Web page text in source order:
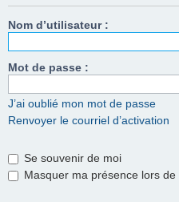
Nom d’utilisateur :
Mot de passe :
J’ai oublié mon mot de passe
Renvoyer le courriel d’activation
Se souvenir de moi
Masquer ma présence lors de